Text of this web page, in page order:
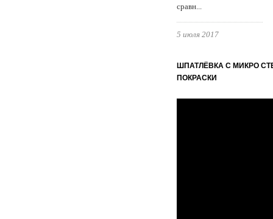
сравн...
5 июля 2017
ШПАТЛЁВКА С МИКРО
ПОКРАСКИ